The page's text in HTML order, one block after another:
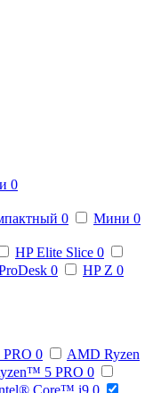
0
0 Мини 0
HP Elite Slice 0
0 HP Z 0
0
AMD Ryzen
5 PRO 0
Core™ i9 0